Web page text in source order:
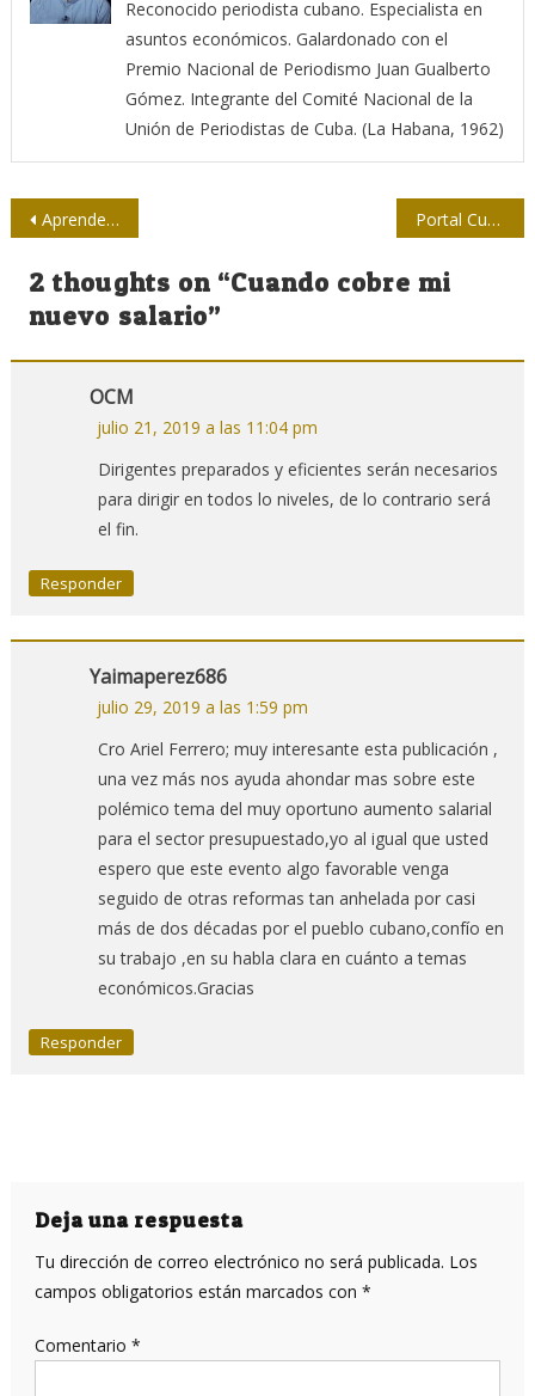
Reconocido periodista cubano. Especialista en
asuntos económicos. Galardonado con el
Premio Nacional de Periodismo Juan Gualberto
Gómez. Integrante del Comité Nacional de la
Unión de Periodistas de Cuba. (La Habana, 1962)
Navegación
de
entradas
Aprender sobre periodismo en el verano avileño Portal CubaSí: alternativa portadora de la verdad
2 thoughts on “Cuando cobre mi
nuevo salario”
OCM
julio 21, 2019 a las 11:04 pm
Dirigentes preparados y eficientes serán necesarios
para dirigir en todos lo niveles, de lo contrario será
el fin.
Responder
Yaimaperez686
julio 29, 2019 a las 1:59 pm
Cro Ariel Ferrero; muy interesante esta publicación ,
una vez más nos ayuda ahondar mas sobre este
polémico tema del muy oportuno aumento salarial
para el sector presupuestado,yo al igual que usted
espero que este evento algo favorable venga
seguido de otras reformas tan anhelada por casi
más de dos décadas por el pueblo cubano,confío en
su trabajo ,en su habla clara en cuánto a temas
económicos.Gracias
Responder
Deja una respuesta
Tu dirección de correo electrónico no será publicada. Los
campos obligatorios están marcados con *
Comentario *